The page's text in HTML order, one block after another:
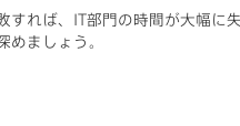
すれば、IT部門の時間が大幅に
めましょう。